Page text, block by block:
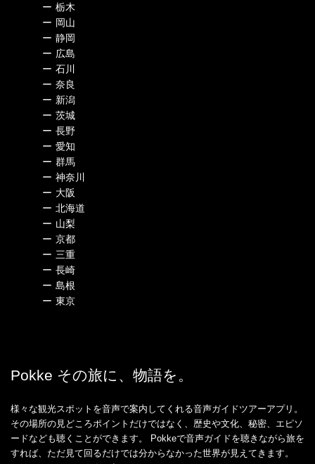
ー 栃木
ー 岡山
ー 静岡
ー 広島
ー 石川
ー 奈良
ー 新潟
ー 茨城
ー 長野
ー 愛知
ー 群馬
ー 神奈川
ー 大阪
ー 北海道
ー 山梨
ー 京都
ー 三重
ー 長崎
ー 島根
ー 東京
Pokke その旅に、物語を。
様々な観光スポットを音声で案内してくれる音声ガイドツアーアプリ。
その場所の見どころポイントだけではなく、歴史や文化、秘密、エピソ
ードなども聴くことができます。 Pokkeで音声ガイドを聴きながら旅を
すれば、ただ見て回るだけでは分からなかった世界が見えてきます。